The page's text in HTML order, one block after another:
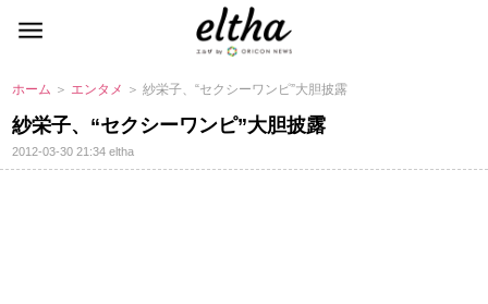
ホーム ＞ エンタメ ＞ 紗栄子、“セクシーワンピ”大胆披露
紗栄子、“セクシーワンピ”大胆披露
2012-03-30 21:34eltha